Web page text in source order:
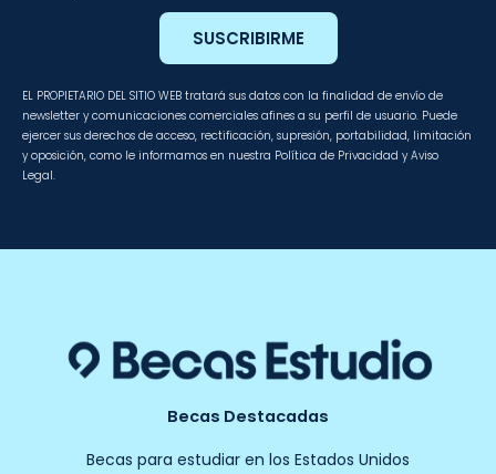
SUSCRIBIRME
EL PROPIETARIO DEL SITIO WEB tratará sus datos con la finalidad de envío de
newsletter y comunicaciones comerciales afines a su perfil de usuario. Puede
ejercer sus derechos de acceso, rectificación, supresión, portabilidad, limitación
y oposición, como le informamos en nuestra Política de Privacidad y Aviso
Legal.
Becas Destacadas
Becas para estudiar en los Estados Unidos